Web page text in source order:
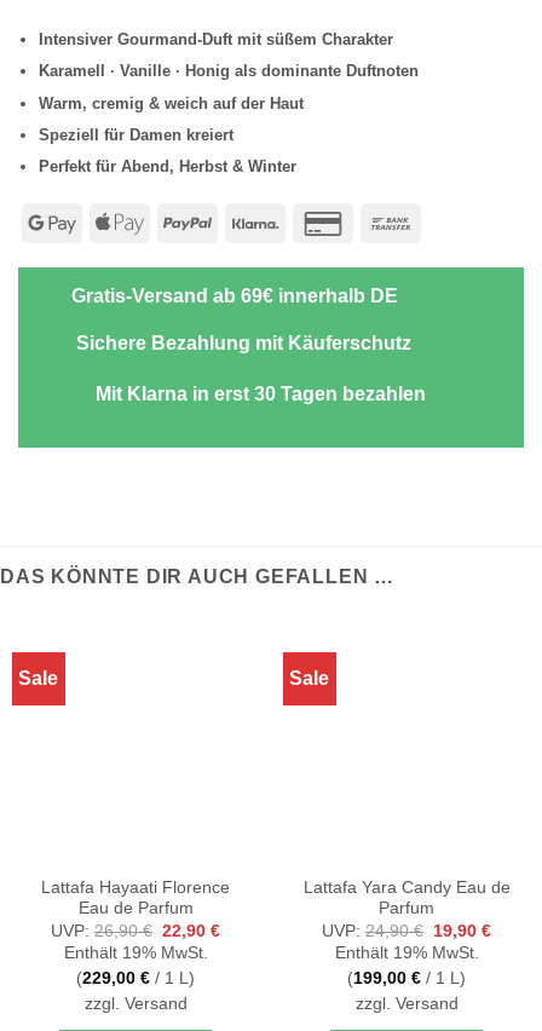
Intensiver Gourmand-Duft mit süßem Charakter
Karamell · Vanille · Honig als dominante Duftnoten
Warm, cremig & weich auf der Haut
Speziell für Damen kreiert
Perfekt für Abend, Herbst & Winter
Google Apple
PayPal Klarna
Credit
Gratis-Versand ab 69€ innerhalb DE
Sichere Bezahlung mit Käuferschutz
Mit Klarna in erst 30 Tagen bezahlen
DAS KÖNNTE DIR AUCH GEFALLEN …
Sale
Lattafa Hayaati Florence
Eau de Parfum
UVP: 26,90€ Ursprünglicher
Preis
war:
26,90 €
22,90€Aktueller
Enthält 19% MwSt.
(229,00 € / 1 L)
zzgl. Versand
Sale
Lattafa Yara Candy Eau de
Parfum
UVP: 24,90€
Preis
war:
24,90 €
19,90€
Enthält 19% MwSt.
(199,00 € / 1 L)
zzgl. Versand